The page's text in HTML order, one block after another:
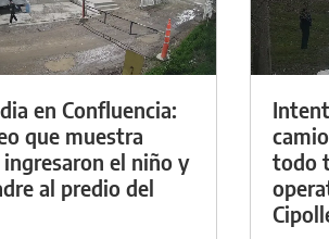
en Confluencia:
que muestra
el niño y
al predio del
todo